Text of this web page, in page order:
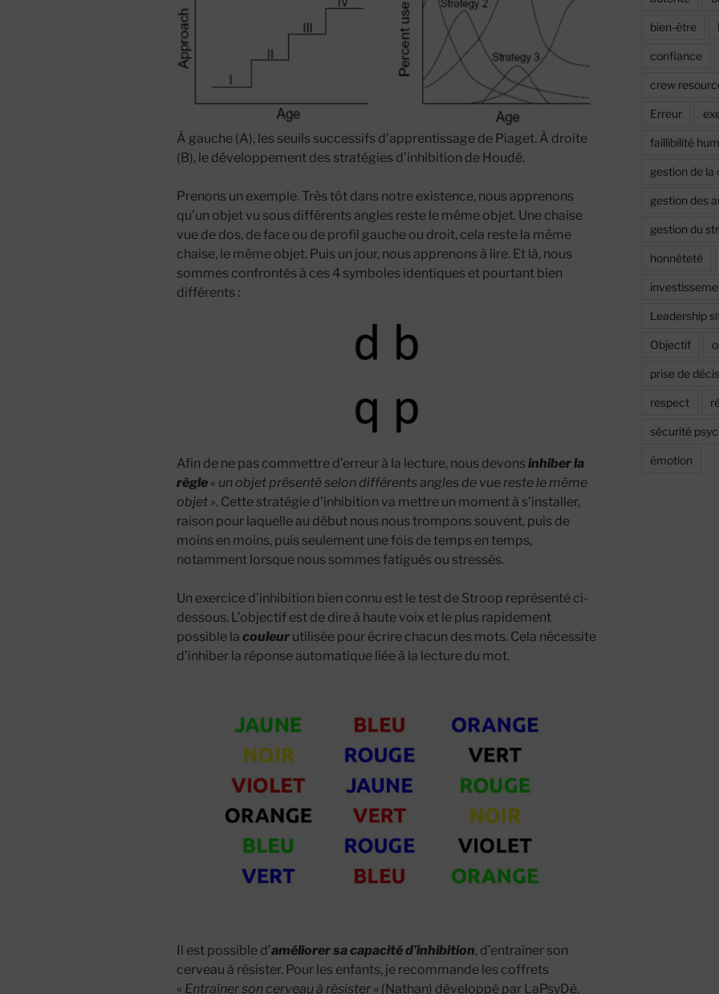
À gauche (A), les seuils successifs d’apprentissage de Piaget. À droite
(B), le développement des stratégies d’inhibition de Houdé.
Prenons un exemple. Très tôt dans notre existence, nous apprenons
qu’un objet vu sous différents angles reste le même objet. Une chaise
vue de dos, de face ou de profil gauche ou droit, cela reste la même
chaise, le même objet. Puis un jour, nous apprenons à lire. Et là, nous
sommes confrontés à ces 4 symboles identiques et pourtant bien
différents :
Afin de ne pas commettre d’erreur à la lecture, nous devonsinhiber la
règle « un objet présenté selon différents angles de vue reste le même
objet ». Cette stratégie d’inhibition va mettre un moment à s’installer,
raison pour laquelle au début nous nous trompons souvent, puis de
moins en moins, puis seulement une fois de temps en temps,
notamment lorsque nous sommes fatigués ou stressés.
Un exercice d’inhibition bien connu est le test de Stroop représenté ci-
dessous. L’objectif est de dire à haute voix et le plus rapidement
possible la couleur utilisée pour écrire chacun des mots. Cela nécessite
d’inhiber la réponse automatique liée à la lecture du mot.
Il est possible d’améliorer sa capacité d’inhibition, d’entraîner son
cerveau à résister. Pour les enfants, je recommande les coffrets
« Entraîner son cerveau à résister » (Nathan) développé par LaPsyDé.
bien-être
confiance
crew
Erreur
faillibilité
gestion de la
gestion des
gestion du
honnêteté
Leadership
Objectif
prise de
respect
sécurité
émotion